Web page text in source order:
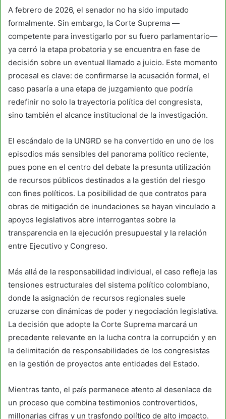
A febrero de 2026, el senador no ha sido imputado
formalmente. Sin embargo, la Corte Suprema —
competente para investigarlo por su fuero parlamentario—
ya cerró la etapa probatoria y se encuentra en fase de
decisión sobre un eventual llamado a juicio. Este momento
procesal es clave: de confirmarse la acusación formal, el
caso pasaría a una etapa de juzgamiento que podría
redefinir no solo la trayectoria política del congresista,
sino también el alcance institucional de la investigación.
El escándalo de la UNGRD se ha convertido en uno de los
episodios más sensibles del panorama político reciente,
pues pone en el centro del debate la presunta utilización
de recursos públicos destinados a la gestión del riesgo
con fines políticos. La posibilidad de que contratos para
obras de mitigación de inundaciones se hayan vinculado a
apoyos legislativos abre interrogantes sobre la
transparencia en la ejecución presupuestal y la relación
entre Ejecutivo y Congreso.
Más allá de la responsabilidad individual, el caso refleja las
tensiones estructurales del sistema político colombiano,
donde la asignación de recursos regionales suele
cruzarse con dinámicas de poder y negociación legislativa.
La decisión que adopte la Corte Suprema marcará un
precedente relevante en la lucha contra la corrupción y en
la delimitación de responsabilidades de los congresistas
en la gestión de proyectos ante entidades del Estado.
Mientras tanto, el país permanece atento al desenlace de
un proceso que combina testimonios controvertidos,
millonarias cifras y un trasfondo político de alto impacto.